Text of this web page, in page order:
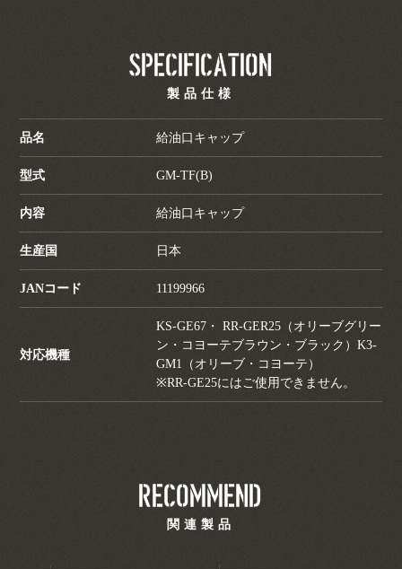
Specification
製品仕様
品名 給油口キャップ
型式 GM-TF(B)
内容 給油口キャップ
生産国 日本
JANコード 11199966
対応機種
KS-GE67・ RR-GER25（オリーブグリー
ン・コヨーテブラウン・ブラック）K3-
GM1（オリーブ・コヨーテ）
※RR-GE25にはご使用できません。
Recommend
関連製品